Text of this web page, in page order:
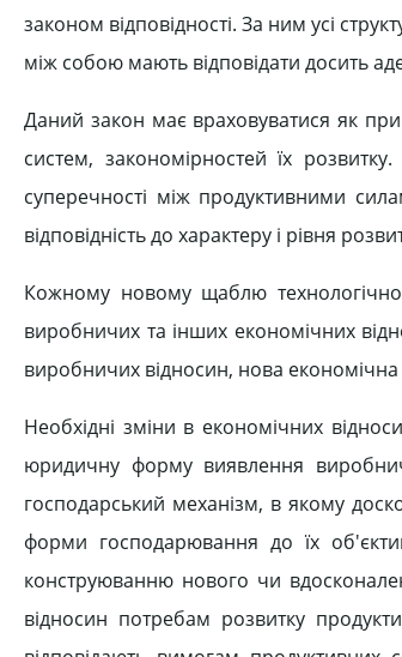
законом відповідності. За ним усі
між собою мають відповідати досить
Даний закон має враховуватися як
систем, закономірностей їх
суперечності між продуктивними
відповідність до характеру і рівня
Кожному новому щаблю
виробничих та інших економічних
виробничих відносин, нова
Необхідні зміни в економічних
юридичну форму виявлення
господарський механізм, в якому
форми господарювання до їх
конструюванню нового чи
відносин потребам розвитку